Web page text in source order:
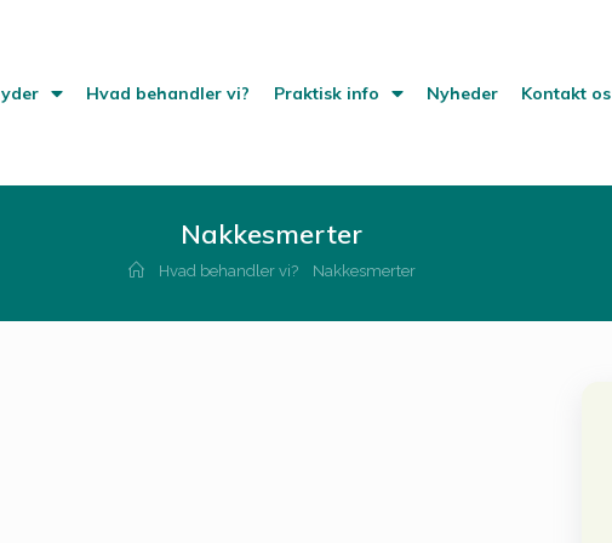
Hvad behandler vi? Praktisk info Nyheder Kontakt os
Nakkesmerter
Hvad behandler vi? Nakkesmerter